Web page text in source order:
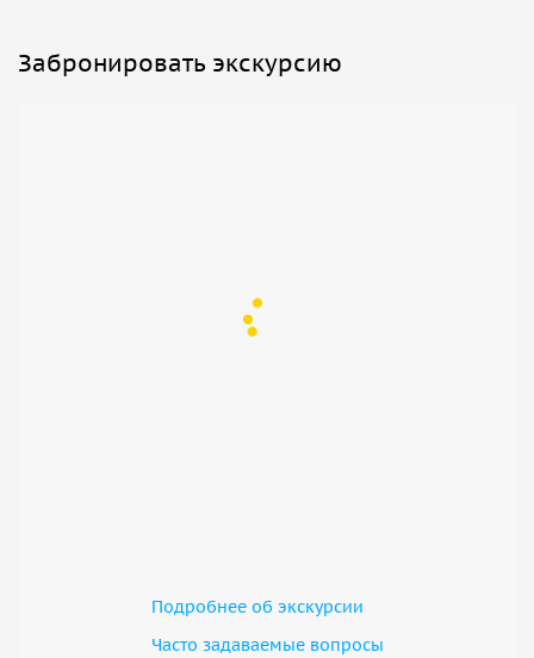
Забронировать экскурсию
Подробнее об экскурсии
Часто задаваемые вопросы